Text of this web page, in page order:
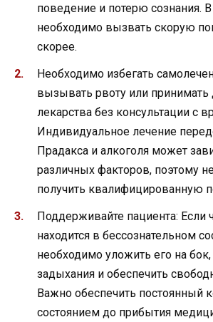
поведение и потерю сознания. В
необходимо вызвать скорую
скорее.
Необходимо избегать
вызывать рвоту или принимать
лекарства без консультации с
Индивидуальное лечение
Прадакса и алкоголя может
различных факторов, поэтому
получить квалифицированную
Поддерживайте пациента: Если
находится в бессознательном
необходимо уложить его на
задыхания и обеспечить
Важно обеспечить постоянный
состоянием до прибытия